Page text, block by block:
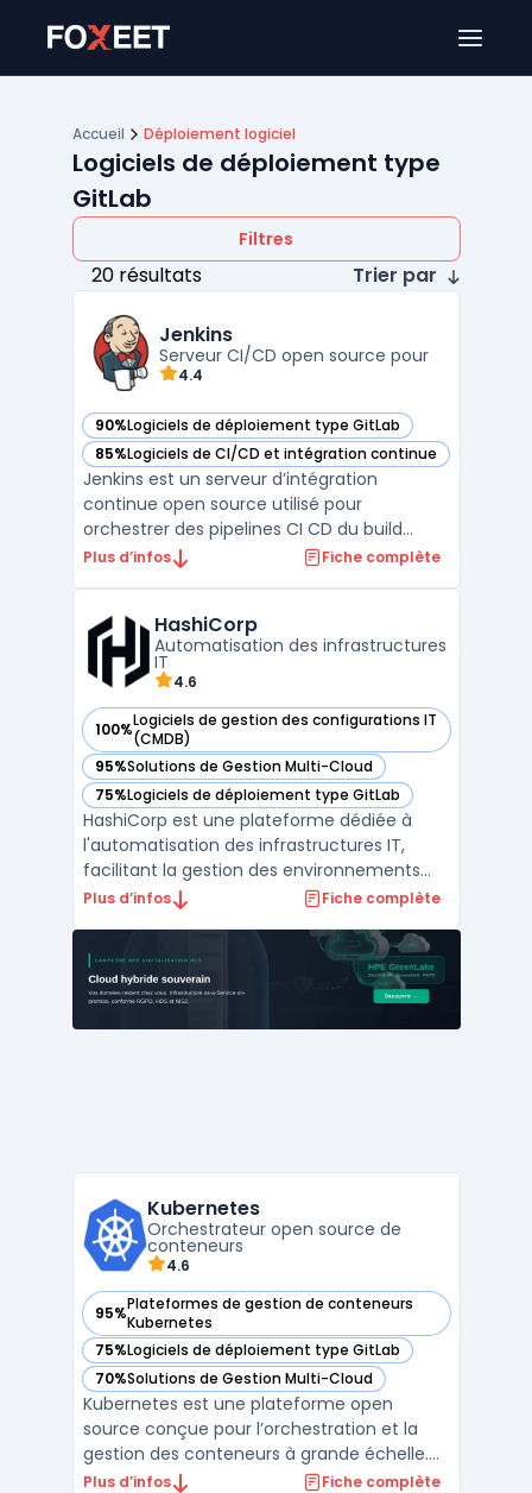
Accueil Déploiement logiciel
Logiciels de déploiement type
GitLab
Filtres
20 résultats Trier par
Jenkins
Serveur CI/CD open source pour
4.4
90%Logiciels de déploiement type GitLab
— voir Jenkins dans cette catégorie
85%Logiciels de CI/CD et intégration continue
— voir Jenkins dans cette catégorie
Jenkins est un serveur d’intégration
continue open source utilisé pour
orchestrer des pipelines CI CD du build
jusqu’au déploiement. En tant qu’outil
afin de réduire les interventions manuelles
et fiabiliser l ...
Plus d’infos Fiche complète
HashiCorp
Automatisation des infrastructures
IT
4.6
100%Logiciels de gestion des configurations IT
(CMDB)
— voir HashiCorp dans cette catégorie
95%Solutions de Gestion Multi-Cloud
— voir HashiCorp dans cette catégorie
75%Logiciels de déploiement type GitLab
— voir HashiCorp dans cette catégorie
HashiCorp est une plateforme dédiée à
l'automatisation des infrastructures IT,
facilitant la gestion des environnements
multi-cloud et on-premise à grande
Terraform, Vault, Consul et Nomad,
HashiCorp propose une approche
infrastructure-as-code qui garantit la coh
Plus d’infos Fiche complète
Kubernetes
Orchestrateur open source de
conteneurs
4.6
95%Plateformes de gestion de conteneurs
Kubernetes
— voir Kubernetes dans cette catégorie
75%Logiciels de déploiement type GitLab
— voir Kubernetes dans cette catégorie
70%Solutions de Gestion Multi-Cloud
— voir Kubernetes dans cette catégorie
Kubernetes est une plateforme open
source conçue pour l’orchestration et la
gestion des conteneurs à grande échelle.
Elle permet de déployer, gérer, mettre à
Plus d’infos Fiche complète